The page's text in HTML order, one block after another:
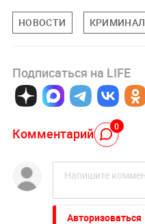
НОВОСТИ КРИМИНАЛ
Подписаться на LIFE
Комментарий 0
Авторизоваться